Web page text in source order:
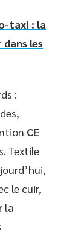
taxi : la
les
:
CE
Textile
le cuir,
la